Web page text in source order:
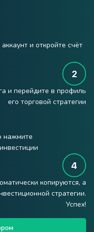
и откройте счёт
и перейдите в профиль
его торговой стратегии
нажмите
копируются, а
стратегии.
Успех!